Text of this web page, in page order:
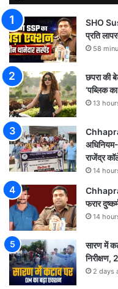
SHO
प्रति
58
छपरा की
‘पब्लिक
13
राजेंद्र
14
फरार
14
सारण में
निरीक्षण,
2 days